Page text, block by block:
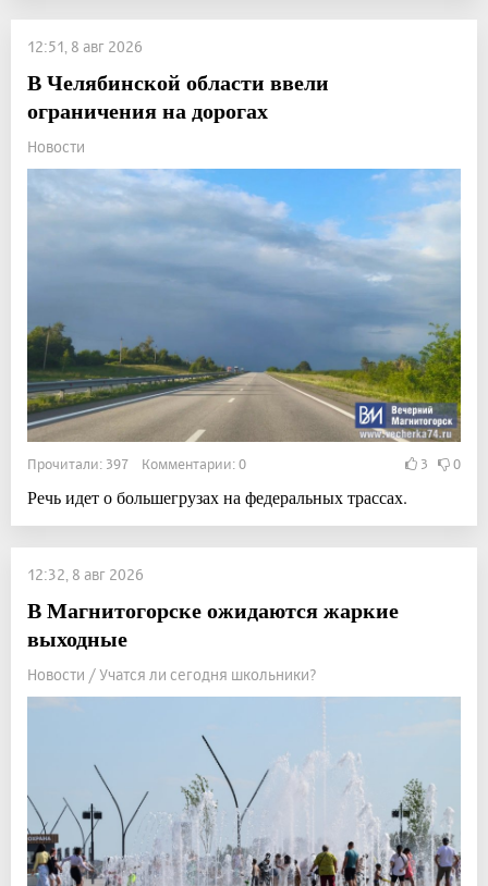
12:51, 8 авг 2026
В Челябинской области ввели
ограничения на дорогах
Новости
Прочитали: 397 Комментарии: 0 3 0
Речь идет о большегрузах на федеральных трассах.
12:32, 8 авг 2026
В Магнитогорске ожидаются жаркие
выходные
Новости / Учатся ли сегодня школьники?